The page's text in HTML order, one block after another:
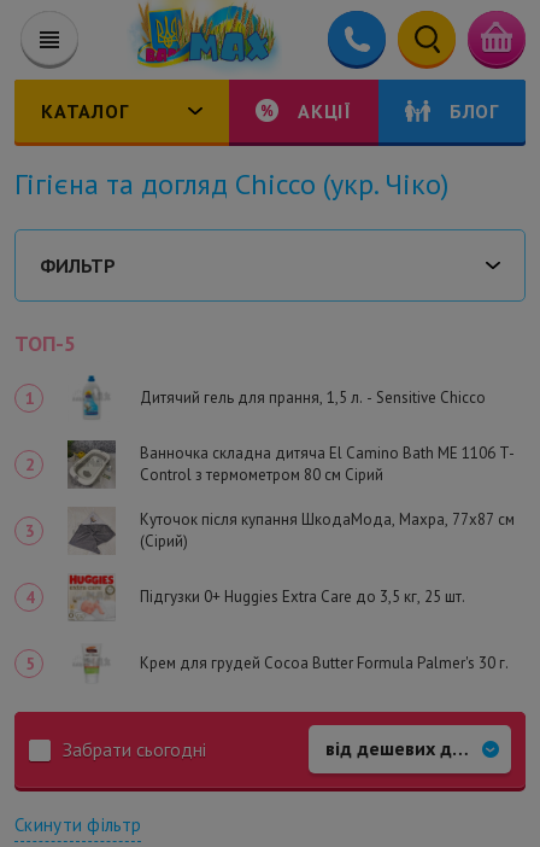
КАТАЛОГ АКЦІЇ БЛОГ
Гігієна та догляд Chicco (укр. Чіко)
ФИЛЬТР
ТОП-5
Дитячий гель для прання, 1,5 л. - Sensitive Chicco
Ванночка складна дитяча El Camino Bath ME 1106 T-
Control з термометром 80 см Сірий
Куточок після купання ШкодаМода, Махра, 77х87 см
(Сірий)
Підгузки 0+ Huggies Extra Care до 3,5 кг, 25 шт.
Крем для грудей Cocoa Butter Formula Palmer's 30 г.
Забрати сьогодні
Скинути фільтр